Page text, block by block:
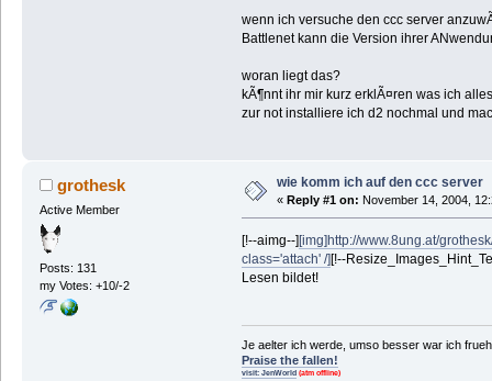
wenn ich versuche den ccc server
Battlenet kann die Version ihrer
woran liegt das?
kÃ¶nnt ihr mir kurz erklÃ¤ren was ich
zur not installiere ich d2 nochmal und
grothesk
Active Member
Posts: 131
my Votes: +10/-2
wie komm ich auf den ccc server
« Reply #1 on: November 14, 2004,
[!--aimg--] [img]http://www.8ung.at/
class='attach' /] [!--
Lesen bildet!
Je aelter ich werde, umso besser war ich
Praise the fallen!
visit: JenWorld(atm offline)